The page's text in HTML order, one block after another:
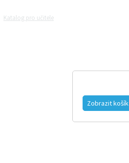
Katalog pro učitele
Zobrazit košík